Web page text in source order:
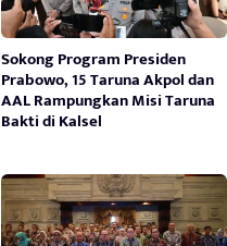
Sokong Program Presiden
Prabowo, 15 Taruna Akpol dan
AAL Rampungkan Misi Taruna
Bakti di Kalsel